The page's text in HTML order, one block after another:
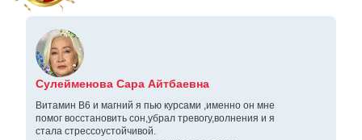
Сулейменова Сара Айтбаевна
Витамин В6 и магний я пью курсами ,именно он мне
помог восстановить сон,убрал тревогу,волнения и я
стала стрессоустойчивой.